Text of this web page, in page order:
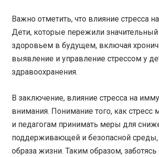
Важно отметить, что влияние стресса
Дети, которые пережили значительный
здоровьем в будущем, включая
выявление и управление стрессом у
здравоохранения.
В заключение, влияние стресса на
внимания. Понимание того, как
и педагогам принимать меры для
поддерживающей и безопасной среды,
образа жизни. Таким образом,